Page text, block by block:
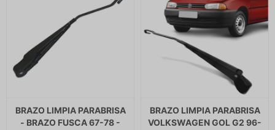
BRAZO LIMPIA PARABRISA
- BRAZO FUSCA 67-78 -
BRAZO LIMPIA PARABRISA
VOLKSWAGEN GOL G2 96-